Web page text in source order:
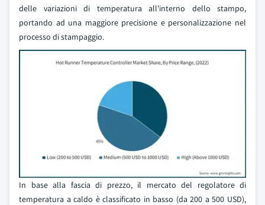
delle variazioni di temperatura all'interno dello stampo,
portando ad una maggiore precisione e personalizzazione nel
processo di stampaggio.
In base alla fascia di prezzo, il mercato del regolatore di
temperatura a caldo è classificato in basso (da 200 a 500 USD),